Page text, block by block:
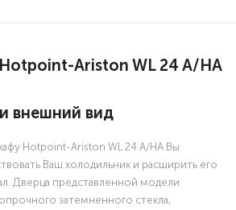
Ariston WL 24 A/HA
внешний вид
Hotpoint-Ariston WL 24 A/HA Вы
Ваш холодильник и расширить его
Дверца представленной модели
затемненного стекла,